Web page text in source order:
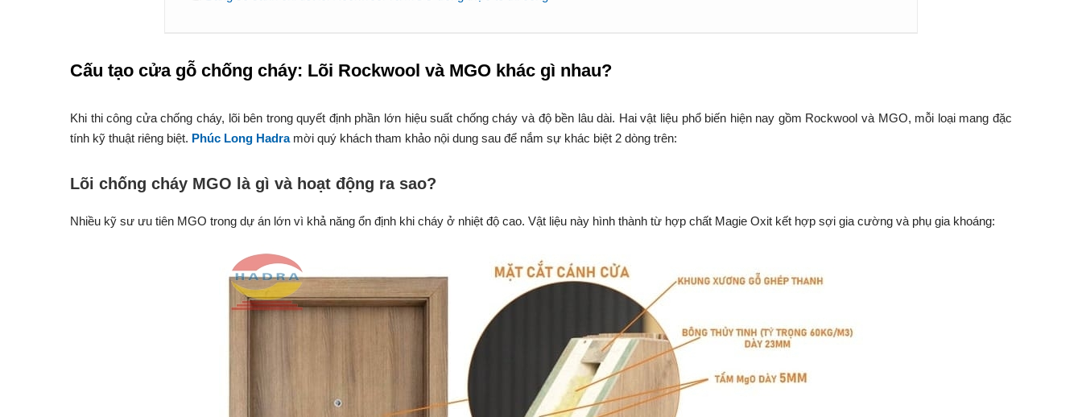
Cấu tạo cửa gỗ chống cháy: Lõi Rockwool và MGO khác gì nhau?
Khi thi công cửa chống cháy, lõi bên trong quyết định phần lớn hiệu suất chống cháy và độ bền lâu dài. Hai vật liệu phổ biến hiện nay gồm Rockwool và MGO, mỗi loại mang đặc
tính kỹ thuật riêng biệt. Phúc Long Hadramời quý khách tham khảo nội dung sau để nắm sự khác biệt 2 dòng trên:
Lõi chống cháy MGO là gì và hoạt động ra sao?
Nhiều kỹ sư ưu tiên MGO trong dự án lớn vì khả năng ổn định khi cháy ở nhiệt độ cao. Vật liệu này hình thành từ hợp chất Magie Oxit kết hợp sợi gia cường và phụ gia khoáng: